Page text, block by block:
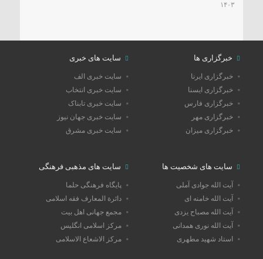
۱۴۰۳
خبرگزاری ها
خبرگزاری ایرنا
خبرگزاری ایسنا
خبرگزاری فارس
خبرگزاری مهر
خبرگزاری میزان
سایت های خبری
سایت خبری الف
سایت خبری انتخاب
سایت خبری تابناک
سایت خبری جهان نیوز
سایت خبری مشرق
سایت های شخصیت ها
آیت الله جوادی آملی
آیت الله خامنه ای
آیت الله مصباح یزدی
آیت الله نوری همدانی
استاد شهید مطهری
سایت های مذهبی فرهنگی
پایگاه فرهنگی حلما
دائرة المعارف فقه اسلامی
مجمع جهانی اهل بیت
مرکز اسلامی انگلیس
مرکز الاشعاع الاسلامی